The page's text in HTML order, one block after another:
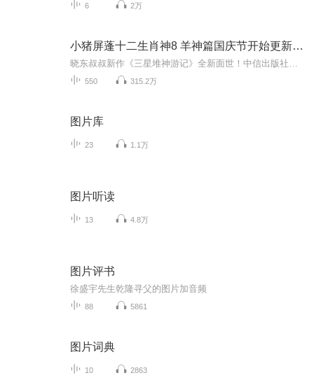
6 2万
小猪屏蓬十二生肖神8 羊神篇国庆节开始更新啦！
550 315.2万
图片库
23 1.1万
图片听读
13 4.8万
图片评书
徐盛宇先生乾隆寻父的图片加音频
88 5861
图片词典
10 2863